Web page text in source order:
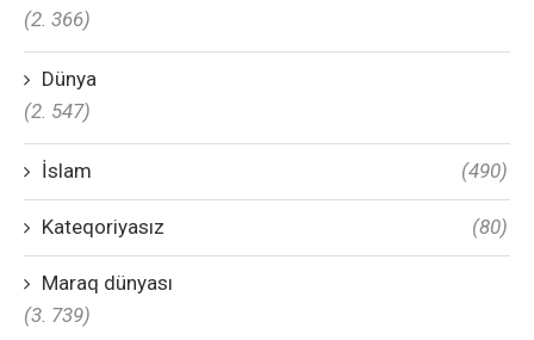
(2. 366)
Dünya
(2. 547)
İslam (490)
Kateqoriyasız (80)
Maraq dünyası
(3. 739)